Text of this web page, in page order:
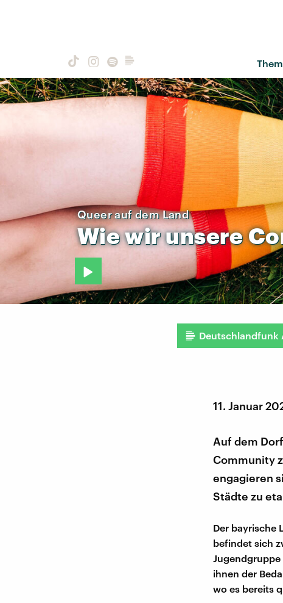
Queer auf dem Land
Wiewirunsere
Deutschlandfunk
11. Januar
Auf dem
Community
engagieren
Städte zu
Der bayrische
befindet sich
Jugendgruppe
ihnen der
wo es bereits